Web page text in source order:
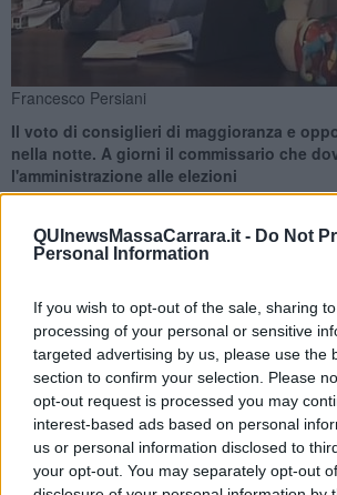
QUInewsMassaCarrara.it - Do Not
Personal Information
If you wish to opt-out of the sale, sharing
processing of your personal or sensitive
targeted advertising by us, please use the
section to confirm your selection. Please
opt-out request is processed you may
interest-based ads based on personal
us or personal information disclosed to
your opt-out. You may separately opt-out
Francesco Persiani
Il voto di consiglieri di maggioranza e
nella notte. A giorni il commissario che
l'amministrazione alle elezioni
MASSA —Il sindaco di Massa Francesco
giorni nel capoluogo apuano dovrà arrivare un
guidare l'amministrazione verso leelezioni,
comunque previste nella tornata del 14 e 15
La situazione è precipitata nella notte, al
comunale che ha visto consiglieri di
di sfiducia proposta dall'opposizione. A
dell'accaduto è stato direttamente l'ormai ex